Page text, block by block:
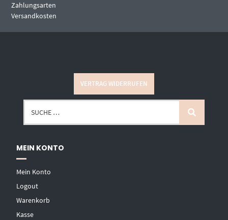
Zahlungsarten
Versandkosten
VERTRAG WIDERRUFEN
MEIN KONTO
Mein Konto
Logout
Warenkorb
Kasse